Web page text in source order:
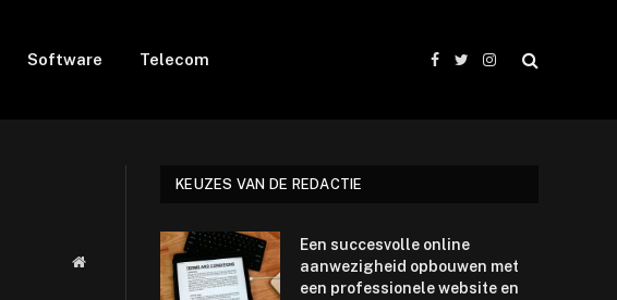
Software Telecom
Facebook
TwitterInstagram
Website
KEUZES VAN DE REDACTIE
Een succesvolle online
aanwezigheid opbouwen met
een professionele website en